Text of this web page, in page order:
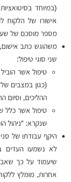
(במיוחד
אישורו של הלקוח
מספר מוסכם של
משהוגש כתב אישום,
שני סוגי טיפול:
טיפול אשר
(כגון במצבים
ההליכים, וסיום
טיפול אשר כלל
שנקרא: “ניהול
היקף עבודתו של
לא נשמעו העדים
שיעמוד על כך
אחרות, מומלץ